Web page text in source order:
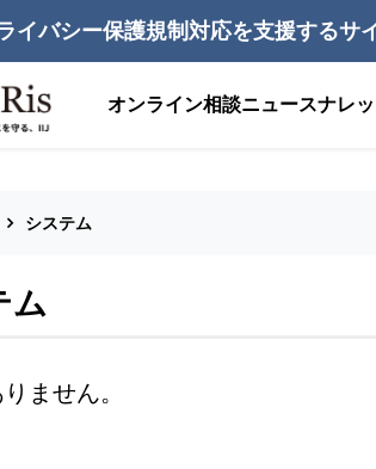
イバシー保護規制対応を支援するサ
オンライン相談ニュースナレ
システム
ム
ません。